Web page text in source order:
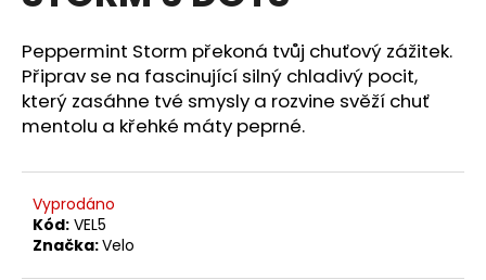
hvězdiček.
Peppermint Storm překoná tvůj chuťový zážitek.
Připrav se na fascinující silný chladivý pocit,
který zasáhne tvé smysly a rozvine svěží chuť
mentolu a křehké máty peprné.
Vyprodáno
Kód: VEL5
Značka:Velo
j
í
t
?